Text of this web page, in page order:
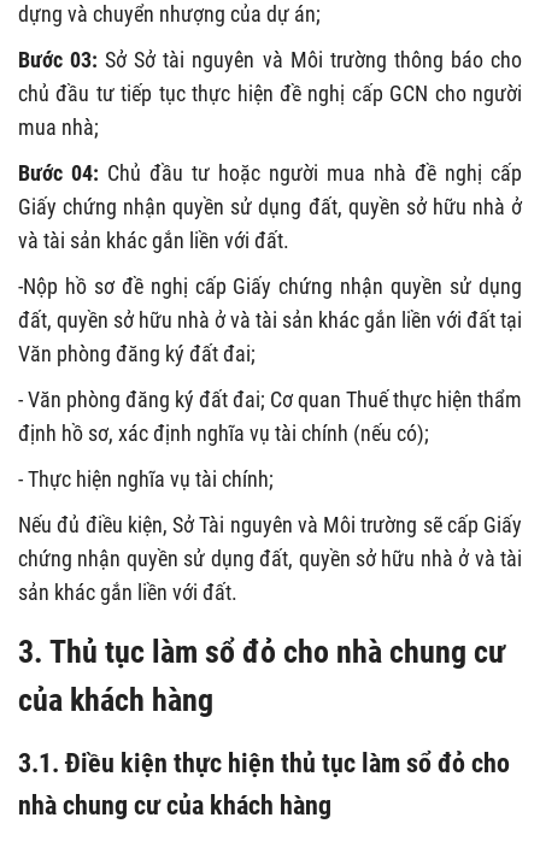
dựng và chuyển nhượng của dự án;
Bước 03: Sở Sở tài nguyên và Môi trường thông báo cho
chủ đầu tư tiếp tục thực hiện đề nghị cấp GCN cho người
mua nhà;
Bước 04: Chủ đầu tư hoặc người mua nhà đề nghị cấp
Giấy chứng nhận quyền sử dụng đất, quyền sở hữu nhà ở
và tài sản khác gắn liền với đất.
-Nộp hồ sơ đề nghị cấp Giấy chứng nhận quyền sử dụng
đất, quyền sở hữu nhà ở và tài sản khác gắn liền với đất tại
Văn phòng đăng ký đất đai;
- Văn phòng đăng ký đất đai; Cơ quan Thuế thực hiện thẩm
định hồ sơ, xác định nghĩa vụ tài chính (nếu có);
- Thực hiện nghĩa vụ tài chính;
Nếu đủ điều kiện, Sở Tài nguyên và Môi trường sẽ cấp Giấy
chứng nhận quyền sử dụng đất, quyền sở hữu nhà ở và tài
sản khác gắn liền với đất.
3. Thủ tục làm sổ đỏ cho nhà chung cư
của khách hàng
3.1. Điều kiện thực hiện thủ tục làm sổ đỏ cho
nhà chung cư của khách hàng